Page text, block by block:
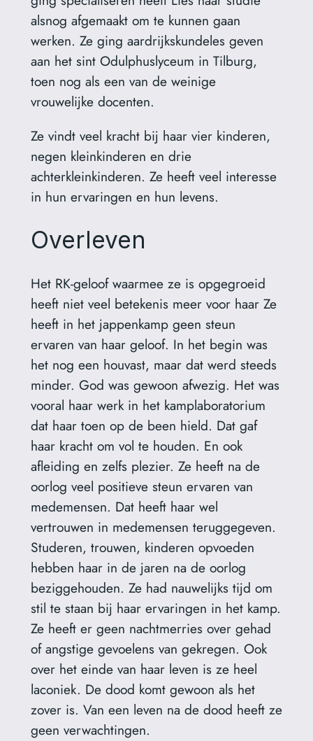
alsnog afgemaakt om te kunnen gaan
werken. Ze ging aardrijkskundeles geven
aan het sint Odulphuslyceum in Tilburg,
toen nog als een van de weinige
vrouwelijke docenten.
Ze vindt veel kracht bij haar vier kinderen,
negen kleinkinderen en drie
achterkleinkinderen. Ze heeft veel interesse
in hun ervaringen en hun levens.
Overleven
Het RK-geloof waarmee ze is opgegroeid
heeft niet veel betekenis meer voor haar Ze
heeft in het jappenkamp geen steun
ervaren van haar geloof. In het begin was
het nog een houvast, maar dat werd steeds
minder. God was gewoon afwezig. Het was
vooral haar werk in het kamplaboratorium
dat haar toen op de been hield. Dat gaf
haar kracht om vol te houden. En ook
afleiding en zelfs plezier. Ze heeft na de
oorlog veel positieve steun ervaren van
medemensen. Dat heeft haar wel
vertrouwen in medemensen teruggegeven.
Studeren, trouwen, kinderen opvoeden
hebben haar in de jaren na de oorlog
beziggehouden. Ze had nauwelijks tijd om
stil te staan bij haar ervaringen in het kamp.
Ze heeft er geen nachtmerries over gehad
of angstige gevoelens van gekregen. Ook
over het einde van haar leven is ze heel
laconiek. De dood komt gewoon als het
zover is. Van een leven na de dood heeft ze
geen verwachtingen.